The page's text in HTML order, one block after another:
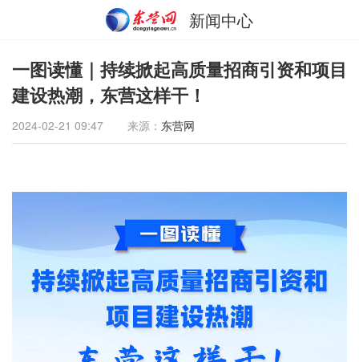
新闻中心
一图读懂｜持续掀起高质量招商引资和项目
建设热潮，东营这样干！
2024-02-21 09:47 来源： 东营网